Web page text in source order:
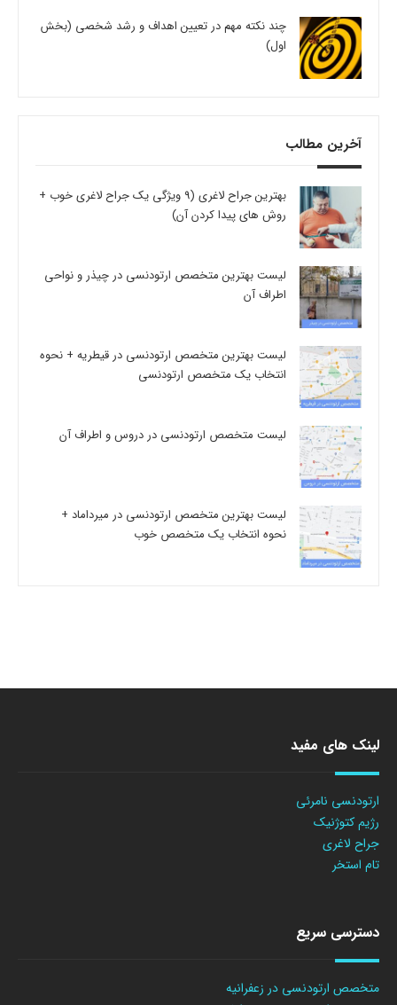
چند نکته مهم در تعیین اهداف و رشد شخصی (بخش
اول)
آخرین مطالب
بهترین جراح لاغری (9 ویژگی یک جراح لاغری خوب +
روش های پیدا کردن آن)
لیست بهترین متخصص ارتودنسی در چیذر و نواحی
اطراف آن
لیست بهترین متخصص ارتودنسی در قیطریه + نحوه
انتخاب یک متخصص ارتودنسی
لیست متخصص ارتودنسی در دروس و اطراف آن
لیست بهترین متخصص ارتودنسی در میرداماد +
نحوه انتخاب یک متخصص خوب
لینک های مفید
ارتودنسی نامرئی
رژیم کتوژنیک
جراح لاغری
تام استخر
دسترسی سریع
متخصص ارتودنسی در زعفرانیه